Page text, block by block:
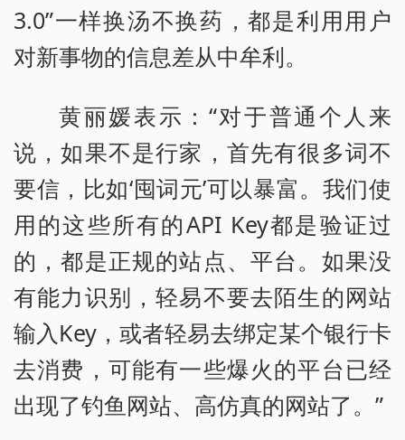
3.0”一样换汤不换药，都是利用用户
对新事物的信息差从中牟利。
黄丽媛表示：“对于普通个人来
说，如果不是行家，首先有很多词不
要信，比如‘囤词元’可以暴富。我们使
用的这些所有的API Key都是验证过
的，都是正规的站点、平台。如果没
有能力识别，轻易不要去陌生的网站
输入Key，或者轻易去绑定某个银行卡
去消费，可能有一些爆火的平台已经
出现了钓鱼网站、高仿真的网站了。”